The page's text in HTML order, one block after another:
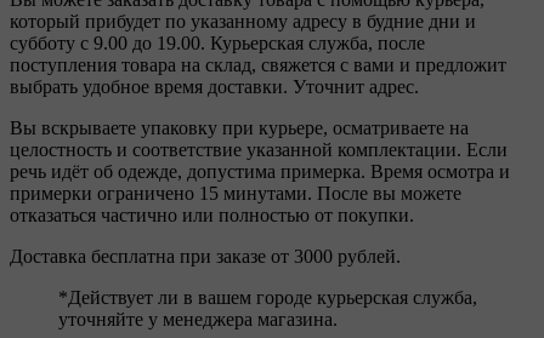
который прибудет по указанному адресу в будние дни и
субботу с 9.00 до 19.00. Курьерская служба, после
поступления товара на склад, свяжется с вами и предложит
выбрать удобное время доставки. Уточнит адрес.
Вы вскрываете упаковку при курьере, осматриваете на
целостность и соответствие указанной комплектации. Если
речь идёт об одежде, допустима примерка. Время осмотра и
примерки ограничено 15 минутами. После вы можете
отказаться частично или полностью от покупки.
Доставка бесплатна при заказе от 3000 рублей.
*Действует ли в вашем городе курьерская служба,
уточняйте у менеджера магазина.